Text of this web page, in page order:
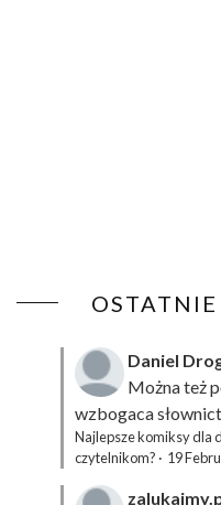
Daniel
Można też
wzbogaca
Najlepsze komiksy dla
czytelnikom? · 19